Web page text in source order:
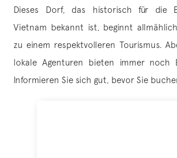
Dieses Dorf, das historisch für die
Vietnam bekannt ist, beginnt
zu einem respektvolleren Tourismus.
lokale Agenturen bieten immer noch
Informieren Sie sich gut, bevor Sie